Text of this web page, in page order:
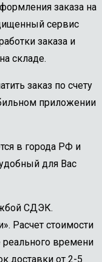
заказа на
сервис
заказа и
складе.
заказ по счету
приложении
в города РФ и
для Вас
СДЭК.
Расчет стоимости
времени
доставки от 2-5